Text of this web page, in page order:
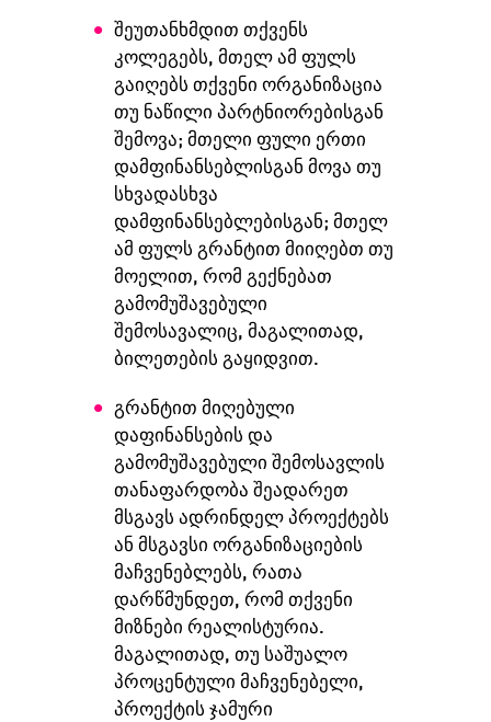
შეუთანხმდით თქვენს
კოლეგებს, მთელ ამ ფულს
გაიღებს თქვენი ორგანიზაცია
თუ ნაწილი პარტნიორებისგან
შემოვა; მთელი ფული ერთი
დამფინანსებლისგან მოვა თუ
სხვადასხვა
დამფინანსებლებისგან; მთელ
ამ ფულს გრანტით მიიღებთ თუ
მოელით, რომ გექნებათ
გამომუშავებული
შემოსავალიც, მაგალითად,
ბილეთების გაყიდვით.
გრანტით მიღებული
დაფინანსების და
გამომუშავებული შემოსავლის
თანაფარდობა შეადარეთ
მსგავს ადრინდელ პროექტებს
ან მსგავსი ორგანიზაციების
მაჩვენებლებს, რათა
დარწმუნდეთ, რომ თქვენი
მიზნები რეალისტურია.
მაგალითად, თუ საშუალო
პროცენტული მაჩვენებელი,
პროექტის ჯამური